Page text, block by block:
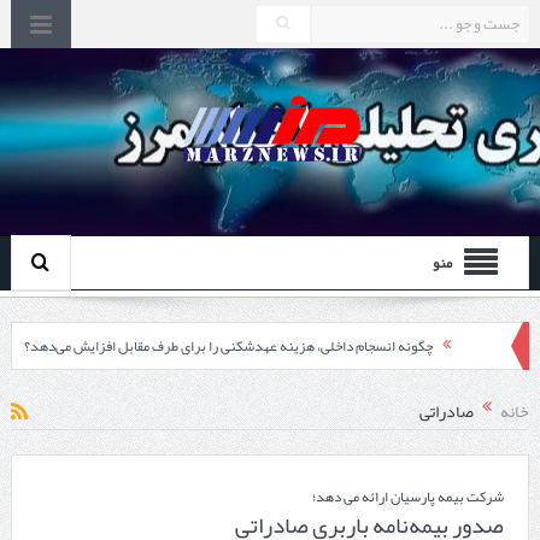
منو
چگونه انسجام داخلی، هزینه عهدشکنی را برای طرف مقابل افزایش می‌دهد؟
اقتدار دیپلماسی از درون مرزها آغاز می‌شود
تشدید اختلاف ایتالیا و اسپانیا بر سر کنترل‌های مرزی
توسعه همکاری گمرک‌های مرزی ایران و جمهوری آذربایجان ضرورت دارد
خانه صادراتی
شرکت بیمه پارسیان ارائه می دهد؛
صدور بيمه‌نامه باربري صادراتي